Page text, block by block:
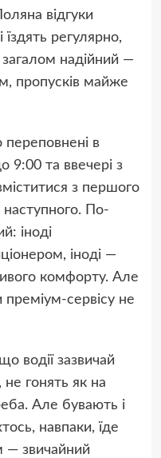
відгуки
їздять регулярно,
надійний —
пропусків майже
в
9:00 та ввечері з
з першого
По-
іноді
іноді —
комфорту. Але
преміум-сервісу не
водії зазвичай
не гонять як на
Але бувають і
навпаки, їде
— звичайний